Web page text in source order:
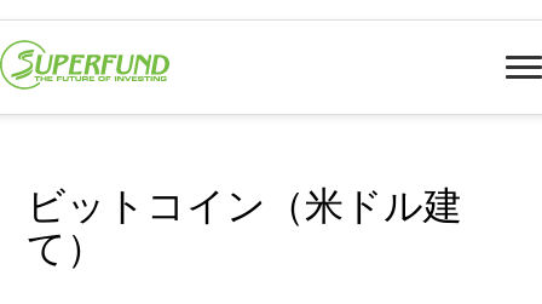
ビットコイン（米ドル建
て）